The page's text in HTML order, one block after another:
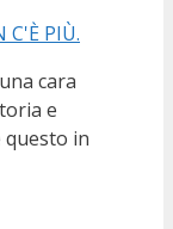
cara
e
questo in